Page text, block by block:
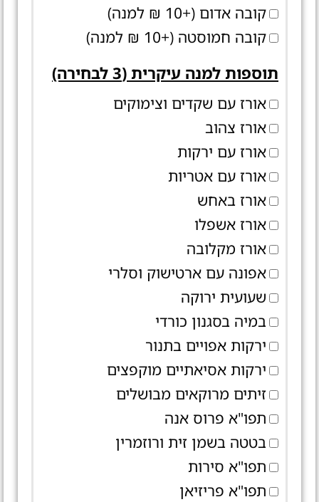
קובה אדום (+10 ₪ למנה)
קובה חמוסטה (+10 ₪ למנה)
תוספות למנה עיקרית (3 לבחירה)
אורז עם שקדים וצימוקים
אורז צהוב
אורז עם ירקות
אורז עם אטריות
אורז באחש
אורז אשפלו
אורז מקלובה
אפונה עם ארטישוק וסלרי
שעועית ירוקה
במיה בסגנון כורדי
ירקות אפויים בתנור
ירקות אסיאתיים מוקפצים
זיתים מרוקאים מבושלים
תפו"א פרוס אנה
בטטה בשמן זית ורוזמרין
תפו"א סירות
תפו"א פריזיאן